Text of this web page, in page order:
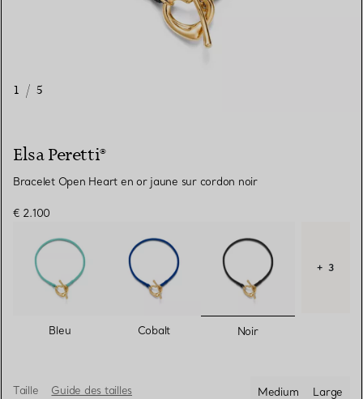
1 / 5
Elsa Peretti®
Bracelet Open Heart en or jaune sur cordon noir
€ 2.100
Taille Guide des tailles
Medium
Large
Bleu Cobalt sélectionnés
Noir
+ 3